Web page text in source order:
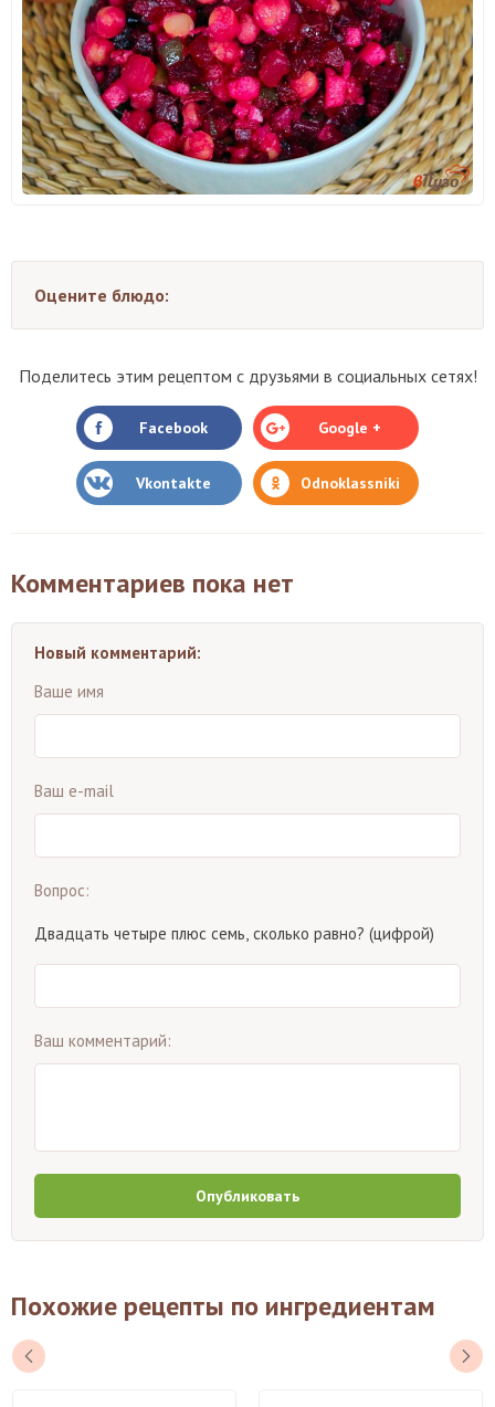
Оцените блюдо:
Поделитесь этим рецептом с друзьями в социальных сетях!
Facebook Google +
Vkontakte Odnoklassniki
Комментариев пока нет
Новый комментарий:
Ваше имя
Ваш e-mail
Вопрос:
Двадцать четыре плюс семь, сколько равно? (цифрой)
Ваш комментарий:
Опубликовать
Похожие рецепты по ингредиентам